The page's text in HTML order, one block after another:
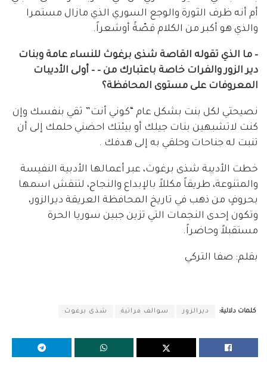
أم أنه ظرف الثورة والوجع السوري الذي مازال مستمرا
والذي هو أكبر من الكلام قصّةً أوشعراً.
– ما الذي تقوله القاصة شذى برغوث للنساء عامة وبنات
دير الزور والفرات خاصة باعتبارك من – – أولى الأديبات
المعروفات على مستوى المحافظة؟
نصيحتي لكل بنت بشكل عام “كوني أنت” ثقي بنفسك وإن
كنت لاتشبهين بنات جيلك أو بيئتك احضني حلمك إلى أن
تنبت له جناحات وحلقي به إلى هدفك .
خطت الأديبة شذى برغوث، عبر أعمالها الأدبية النفيسة
والمتنوعة، طريقاً مكللاً بالإبداع والنجاح، لتنقش اسمها
بحروفٍ من ذهب في تاريخ المحافظة العريقة ديرالزور،
وتكون إحدى النجمات التي تزين جبين سوريا الحرة
مستقبلاً وحاضراً.
بقلم: صفا التركي
كلمات دلالية: ديرالزور سوالف فراتية شذى برغوث